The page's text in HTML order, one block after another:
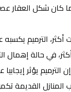
كان شكل العقار
أكثر، الترميم
في حالة إهمال
الترميم يؤثر
المنازل القديمة